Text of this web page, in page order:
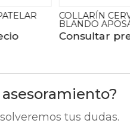
COLLARÍN
BLANDO
Consultar
tus dudas.